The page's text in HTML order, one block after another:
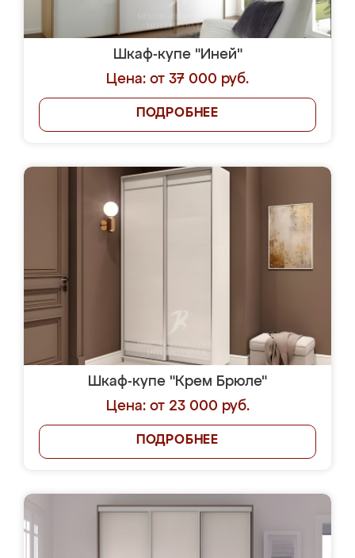
Шкаф-купе "Иней"
Цена: от 37 000 руб.
ПОДРОБНЕЕ
Шкаф-купе "Крем Брюле"
Цена: от 23 000 руб.
ПОДРОБНЕЕ